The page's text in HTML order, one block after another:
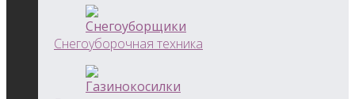
Снегоуборочная техника